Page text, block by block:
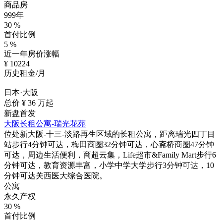
商品房
999年
30 %
首付比例
5 %
近一年房价涨幅
¥ 10224
历史租金/月
日本·大阪
总价 ¥ 36 万起
新盘首发
大阪长租公寓-瑞光花苑
位处新大阪-十三-淡路再生区域的长租公寓，距离瑞光四丁目
站步行4分钟可达，梅田商圈32分钟可达，心斋桥商圈47分钟
可达，周边生活便利，商超云集，Life超市&Family Mart步行6
分钟可达，教育资源丰富，小学中学大学步行3分钟可达，10
分钟可达关西医大综合医院。
公寓
永久产权
30 %
首付比例